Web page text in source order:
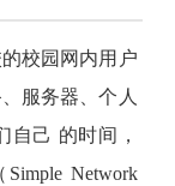
校园网内用户
服务器、个人
自己 的时间，
Simple Network